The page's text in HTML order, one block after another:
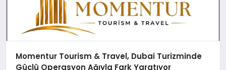
Momentur Tourism & Travel, Dubai Turizminde
Güçlü Operasyon Ağıyla Fark Yaratıyor